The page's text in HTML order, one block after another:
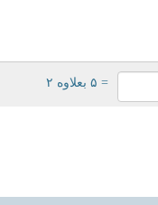
= ۵ بعلاوه ۲